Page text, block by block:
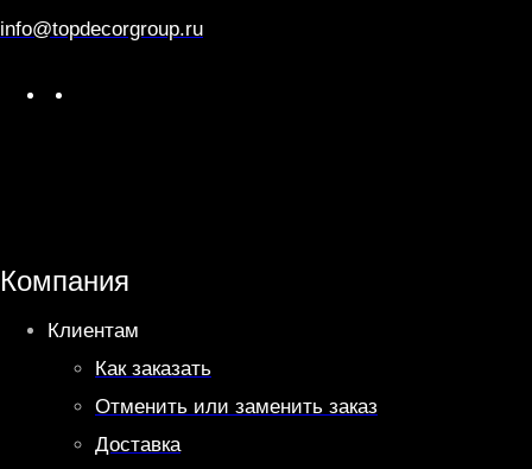
info@topdecorgroup.ru
p
p
a
m
Компания
Клиентам
Как заказать
Отменить или заменить заказ
Доставка